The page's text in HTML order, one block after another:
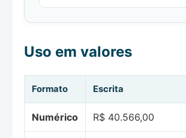
Uso em valores
Formato Escrita
Numérico R$ 40.566,00